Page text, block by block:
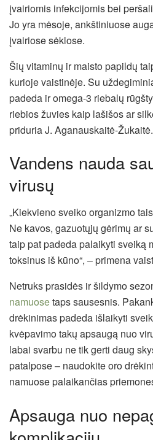
įvairiomis infekcijomis bei
Jo yra mėsoje, ankštiniuose
įvairiose sėklose.
Šių vitaminų ir maisto papildų
kurioje vaistinėje. Su
padeda ir omega-3 riebalų
riebios žuvies kaip lašišos ar
priduria J. Aganauskaitė-Žukaitė.
Vandens nauda
virusų
„Kiekvieno sveiko organizmo
Ne kavos, gazuotųjų gėrimų ar
taip pat padeda palaikyti sveiką
toksinus iš kūno“, – primena
Netruks prasidės ir šildymo
namuosetaps sausesnis.
drėkinimas padeda išlaikyti
kvėpavimo takų apsaugą nuo
labai svarbu ne tik gerti daug
patalpose – naudokite oro
namuose palaikančias
Apsauga nuo